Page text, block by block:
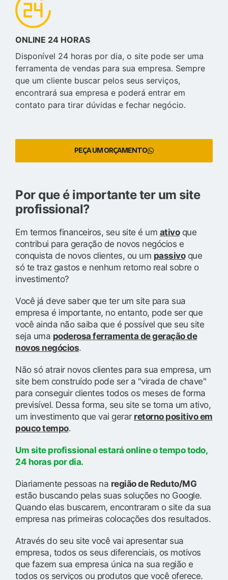
ONLINE 24 HORAS
Disponível 24 horas por dia, o site pode ser uma
ferramenta de vendas para sua empresa. Sempre
que um cliente buscar pelos seus serviços,
encontrará sua empresa e poderá entrar em
contato para tirar dúvidas e fechar negócio.
PEÇA UM ORÇAMENTO
Por que é importante ter um site
profissional?
Em termos financeiros, seu site é um ativoque
contribui para geração de novos negócios e
conquista de novos clientes, ou um passivoque
só te traz gastos e nenhum retorno real sobre o
investimento?
Você já deve saber que ter um site para sua
empresa é importante, no entanto, pode ser que
você ainda não saiba que é possível que seu site
seja uma poderosa ferramenta de geração de
novos negócios.
Não só atrair novos clientes para sua empresa, um
site bem construído pode ser a "virada de chave"
para conseguir clientes todos os meses de forma
previsível. Dessa forma, seu site se torna um ativo,
um investimento que vai gerar retorno positivo em
pouco tempo.
Um site profissional estará online o tempo todo,
24 horas por dia.
Diariamente pessoas na região de Reduto/MG
estão buscando pelas suas soluções no Google.
Quando elas buscarem, encontraram o site da sua
empresa nas primeiras colocações dos resultados.
Através do seu site você vai apresentar sua
empresa, todos os seus diferenciais, os motivos
que fazem sua empresa única na sua região e
todos os serviços ou produtos que você oferece.